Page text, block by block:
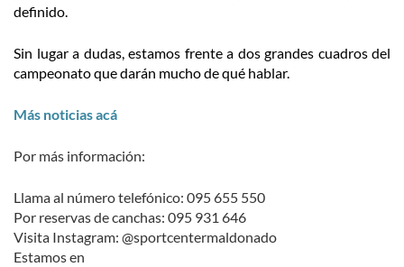
definido.
Sin lugar a dudas, estamos frente a dos grandes cuadros del
campeonato que darán mucho de qué hablar.
Más noticias acá
Por más información:
Llama al número telefónico: 095 655 550
Por reservas de canchas: 095 931 646
Visita Instagram: @sportcentermaldonado
Estamos en